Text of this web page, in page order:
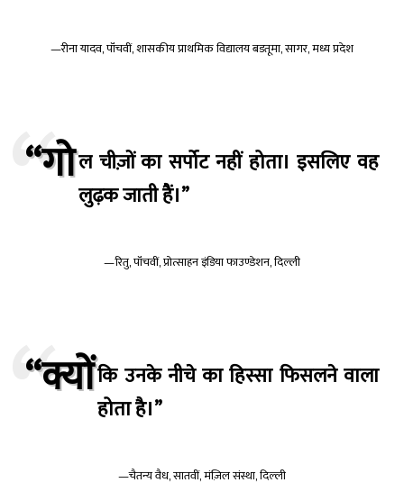
—रीना यादव, पॉंचवीं, शासकीय प्राथमिक विद्यालय बडतूमा, सागर, मध्य प्रदेश
“गोल चीज़ों का सर्पोट नहीं होता। इसलिए वह
लुढ़क जाती हैं।”
—रितु, पॉंचवीं, प्रोत्साहन इंडिया फाउण्डेशन, दिल्ली
“क्योंकि उनके नीचे का हिस्सा फिसलने वाला
होता है।”
—चैतन्य वैध, सातवीं, मंज़िल संस्था, दिल्ली